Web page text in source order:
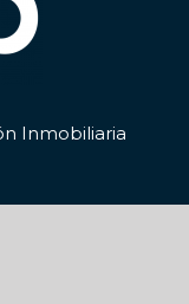
Inmobiliaria